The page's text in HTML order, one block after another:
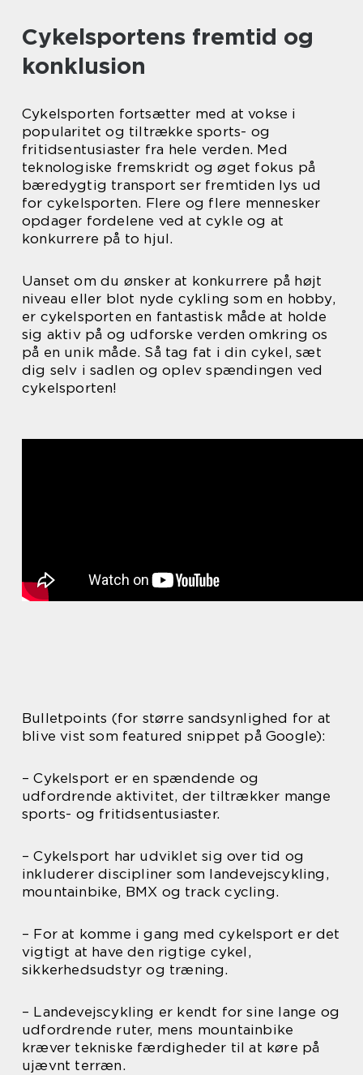
Cykelsportens fremtid og
konklusion
Cykelsporten fortsætter med at vokse i
popularitet og tiltrække sports- og
fritidsentusiaster fra hele verden. Med
teknologiske fremskridt og øget fokus på
bæredygtig transport ser fremtiden lys ud
for cykelsporten. Flere og flere mennesker
opdager fordelene ved at cykle og at
konkurrere på to hjul.
Uanset om du ønsker at konkurrere på højt
niveau eller blot nyde cykling som en hobby,
er cykelsporten en fantastisk måde at holde
sig aktiv på og udforske verden omkring os
på en unik måde. Så tag fat i din cykel, sæt
dig selv i sadlen og oplev spændingen ved
cykelsporten!
Bulletpoints (for større sandsynlighed for at
blive vist som featured snippet på Google):
– Cykelsport er en spændende og
udfordrende aktivitet, der tiltrækker mange
sports- og fritidsentusiaster.
– Cykelsport har udviklet sig over tid og
inkluderer discipliner som landevejscykling,
mountainbike, BMX og track cycling.
– For at komme i gang med cykelsport er det
vigtigt at have den rigtige cykel,
sikkerhedsudstyr og træning.
– Landevejscykling er kendt for sine lange og
udfordrende ruter, mens mountainbike
kræver tekniske færdigheder til at køre på
ujævnt terræn.